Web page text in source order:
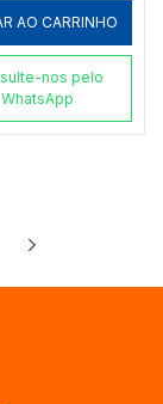
AO CARRINHO
nos pelo
WhatsApp